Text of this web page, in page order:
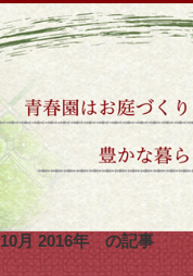
10月 2016年 の記事